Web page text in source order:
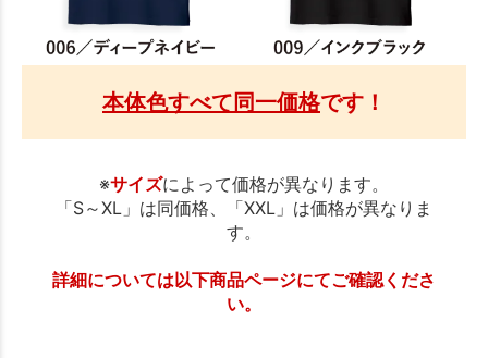
本体色すべて同一価格です！
※サイズによって価格が異なります。
「S～XL」は同価格、「XXL」は価格が異なりま
す。
詳細については以下商品ページにてご確認くださ
い。